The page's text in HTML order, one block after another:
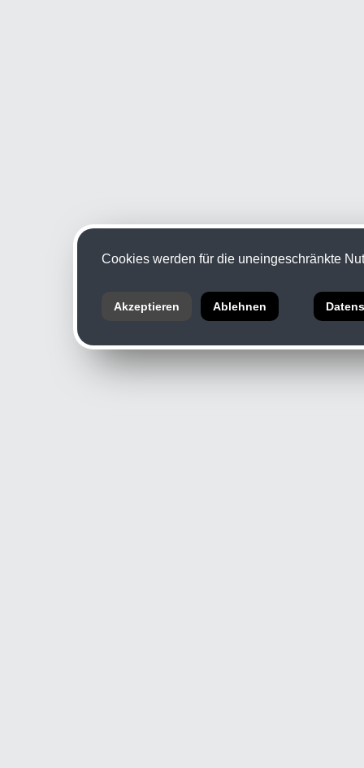
Cookies werden für die uneingeschränkte
Akzeptieren Ablehnen